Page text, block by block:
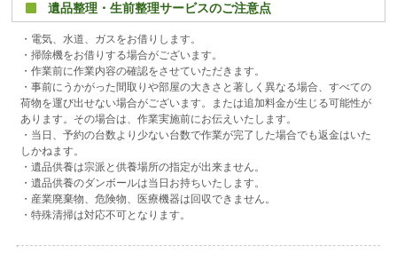
遺品整理・生前整理サービスのご注意点
・電気、水道、ガスをお借りします。
・掃除機をお借りする場合がございます。
・作業前に作業内容の確認をさせていただきます。
・事前にうかがった間取りや部屋の大きさと著しく異なる場合、すべての
荷物を運び出せない場合がございます。または追加料金が生じる可能性が
あります。その場合は、作業実施前にお伝えいたします。
・当日、予約の台数より少ない台数で作業が完了した場合でも返金はいた
しかねます。
・遺品供養は宗派と供養場所の指定が出来ません。
・遺品供養のダンボールは当日お持ちいたします。
・産業廃棄物、危険物、医療機器は回収できません。
・特殊清掃は対応不可となります。